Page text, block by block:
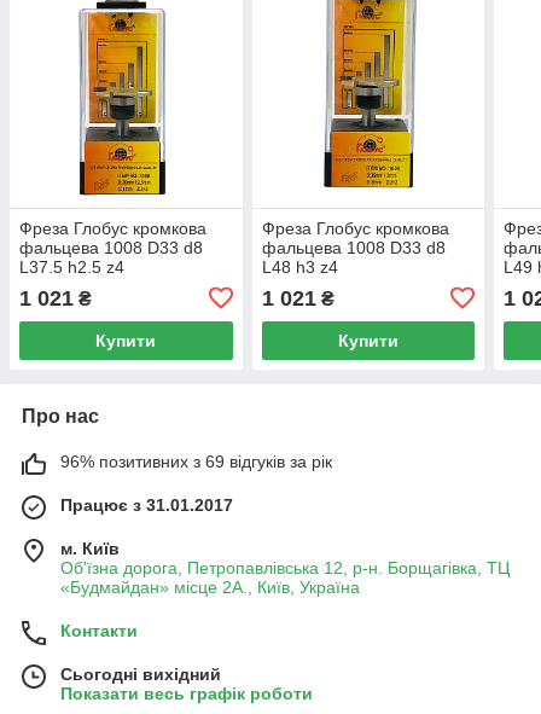
Фреза Глобус кромкова
фальцева 1008 D33 d8
L37.5 h2.5 z4
1 021 ₴
Купити
Фреза Глобус кромкова
фальцева 1008 D33 d8
L48 h3 z4
1 021₴
Купити
L49
1
Про нас
96% позитивних з 69 відгуків за рік
Працює з 31.01.2017
м. Київ
Об'їзна дорога, Петропавлівська 12, р-н. Борщагівка, ТЦ
«Будмайдан» місце 2А., Київ, Україна
Контакти
Сьогодні вихідний
Показати весь графік роботи